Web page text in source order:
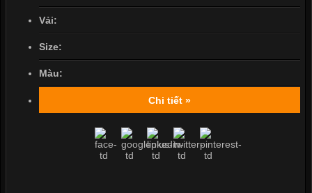
Vải:
Size:
Màu:
Chi tiết »